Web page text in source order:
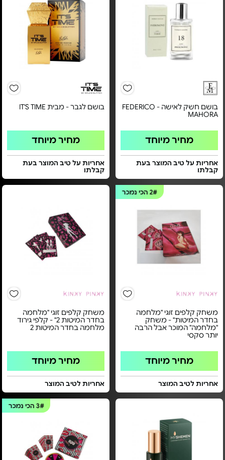
בושם חשק לאישה - FEDERICO
MAHORA
מחיר מיוחד
אחריות על טיב המוצר בעת
קבלתו
בושם לגבר - מבית IT'S TIME
מחיר מיוחד
אחריות על טיב המוצר בעת
קבלתו
2#הכי נמכר
משחק קלפים זוגי "מלחמה
בחדר המיטות" - משחק
"מלחמה" המוכר אבל הרבה
יותר סקסי
מחיר מיוחד
אחריות לטיב המוצר
משחק קלפים זוגי "מלחמה
בחדר המיטות 2" - קלפי גירוד
מלחמה בחדר המיטות 2
מחיר מיוחד
אחריות לטיב המוצר
3# הכי נמכר